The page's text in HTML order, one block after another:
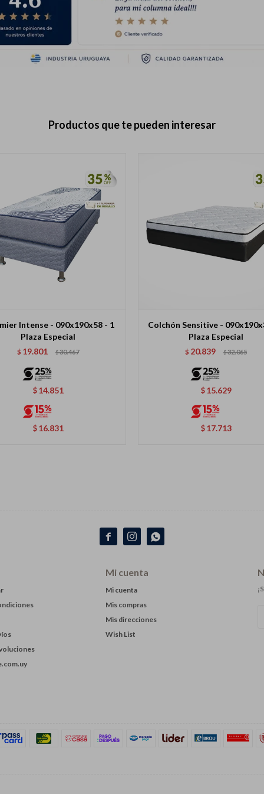
Productos que te pueden interesar
Intense - 090x190x58 - 1
Plaza Especial
$ 19.801 $30.467
$ 14.851
$ 16.831
Colchón Sensitive -
Plaza Especial
$ 20.839 $32.065
$ 15.629
$ 17.713
  
Mi cuenta
Mi cuenta
Mis compras
Mis direcciones
Wish List